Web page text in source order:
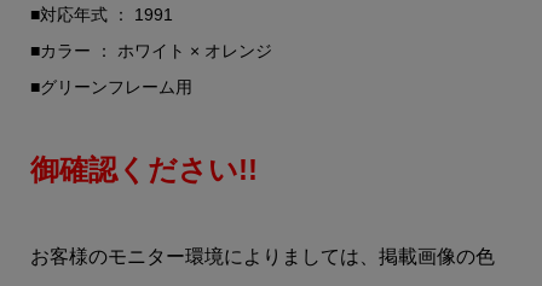
■対応年式 ： 1991
■カラー ： ホワイト × オレンジ
■グリーンフレーム用
御確認ください!!
お客様のモニター環境によりましては、掲載画像の色